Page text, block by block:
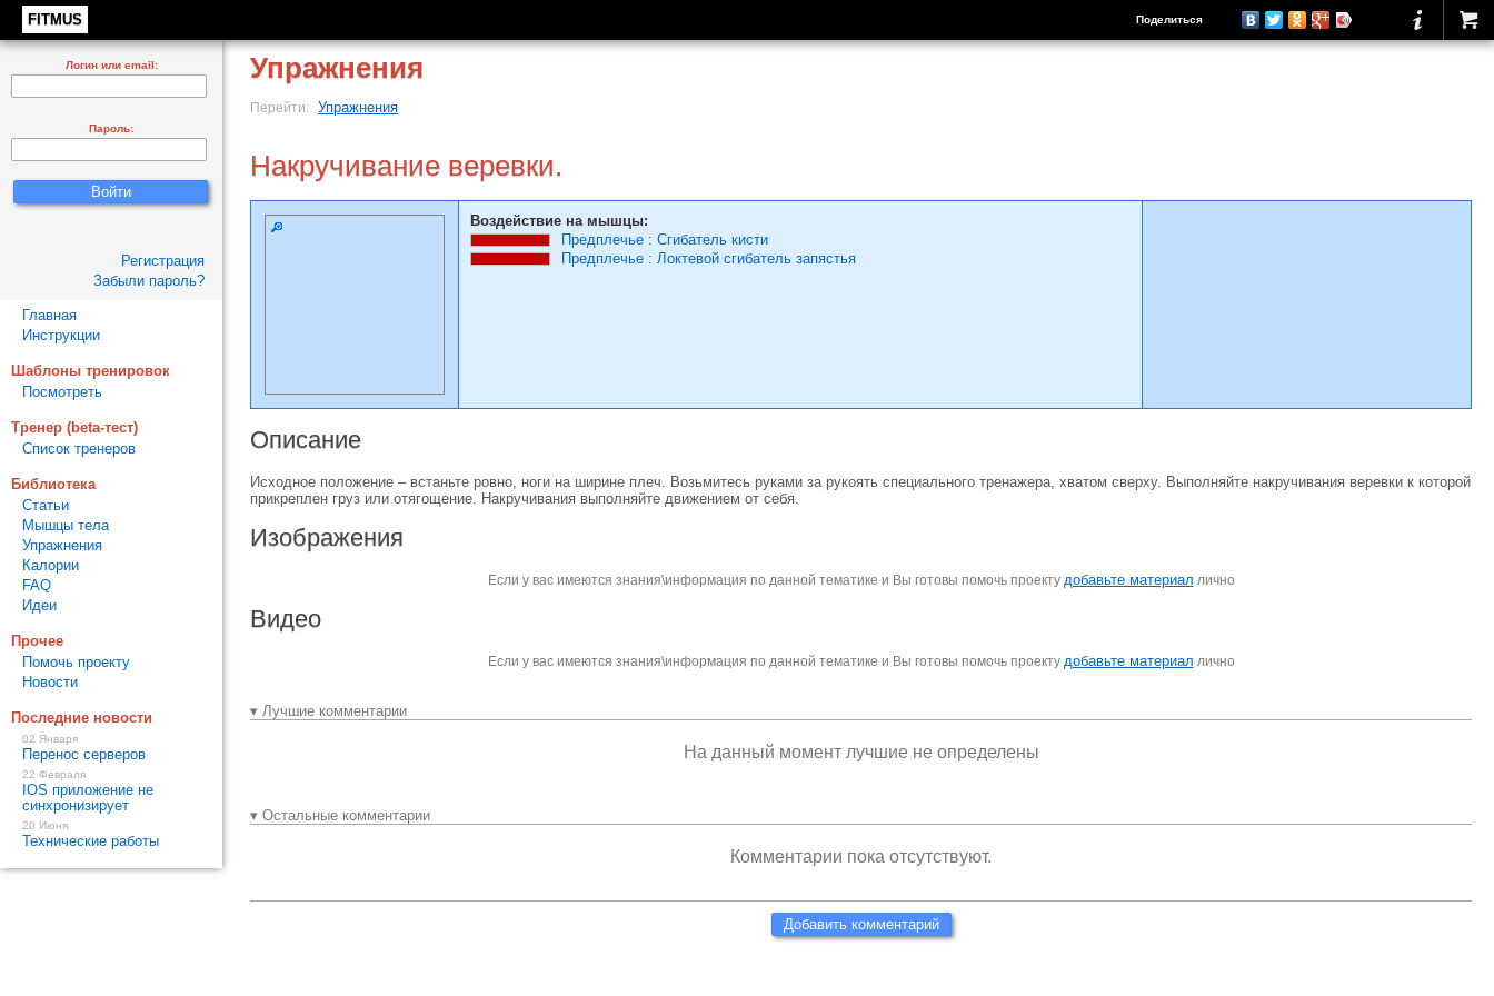
FITMUS Поделиться
Упражнения
Перейти: Упражнения
Накручивание веревки.
Воздействие на мышцы:
Предплечье : Сгибатель кисти
Предплечье : Локтевой сгибатель запястья
Описание
Исходное положение – встаньте ровно, ноги на ширине плеч. Возьмитесь руками за рукоять специального тренажера, хватом сверху. Выполняйте накручивания веревки к которой
прикреплен груз или отягощение. Накручивания выполняйте движением от себя.
Изображения
Если у вас имеются знания\информация по данной тематике и Вы готовы помочь проекту добавьте материал лично
Видео
Если у вас имеются знания\информация по данной тематике и Вы готовы помочь проекту добавьте материал лично
▾ Лучшие комментарии
На данный момент лучшие не определены
▾ Остальные комментарии
Комментарии пока отсутствуют.
Добавить комментарий
Логин или email:
Пароль:
Регистрация
Забыли пароль?
Главная
Инструкции
Шаблоны тренировок
Посмотреть
Тренер (beta-тест)
Список тренеров
Библиотека
Статьи
Мышцы тела
Упражнения
Калории
FAQ
Идеи
Прочее
Помочь проекту
Новости
Последние новости
02 Января
Перенос серверов
22 Февраля
IOS приложение не
синхронизирует
20 Июня
Технические работы